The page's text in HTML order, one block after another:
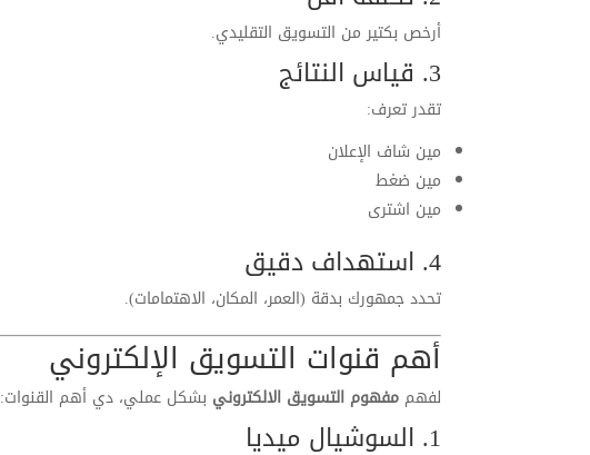
أرخص بكتير من التسويق التقليدي.
3. قياس النتائج
تقدر تعرف:
مين شاف الإعلان
مين ضغط
مين اشترى
4. استهداف دقيق
تحدد جمهورك بدقة (العمر، المكان، الاهتمامات).
أهم قنوات التسويق الإلكتروني
لفهممفهوم التسويق الالكتروني بشكل عملي، دي أهم القنوات:
1. السوشيال ميديا